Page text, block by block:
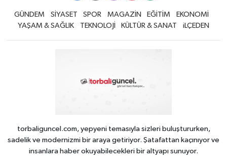
GÜNDEM SİYASET SPOR MAGAZİN EĞİTİM
EKONOMİ
YAŞAM & SAĞLIK
TEKNOLOJİ KÜLTÜR & SANAT iLÇEDEN
torbaliguncel.com, yepyeni temasıyla sizleri buluştururken,
sadelik ve modernizmi bir araya getiriyor. Şatafattan kaçınıyor ve
insanlara haber okuyabilecekleri bir altyapı sunuyor.